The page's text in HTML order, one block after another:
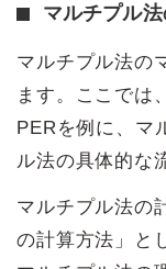
マルチプル
マルチプル法の
ます。ここでは
PERを例に、マ
ル法の具体的な
マルチプル法の
の計算方法」と